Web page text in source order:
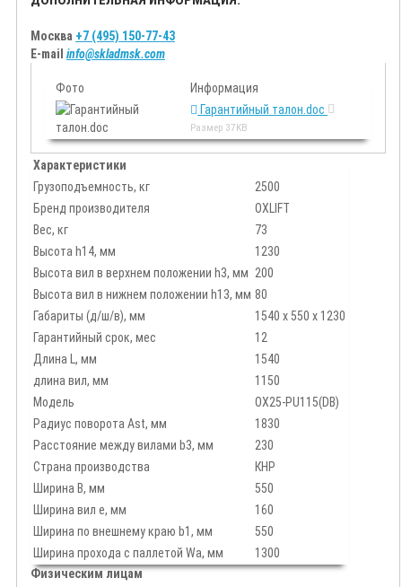
Москва +7 (495) 150-77-43
E-mail info@skladmsk.com
Фото
Информация
Гарантийный талон.doc
Размер 37KB
Характеристики
Грузоподъемность, кг
2500
Бренд производителя
OXLIFT
Вес, кг
73
Высота h14, мм
1230
Высота вил в верхнем положении h3, мм 200
Высота вил в нижнем положении h13, мм 80
Габариты (д/ш/в), мм
1540 х 550 х 1230
Гарантийный срок, мес
12
Длина L, мм
1540
длина вил, мм
1150
Модель
OX25-PU115(DB)
Радиус поворота Ast, мм
1830
Расстояние между вилами b3, мм
230
Страна производства
КНР
Ширина B, мм
550
Ширина вил е, мм
160
Ширина по внешнему краю b1, мм
550
Ширина прохода с паллетой Wa, мм
1300
Физическим лицам